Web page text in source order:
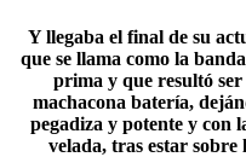
Y llegaba el final de su
que se llama como la
prima y que resultó
machacona batería,
pegadiza y potente y con
velada, tras estar